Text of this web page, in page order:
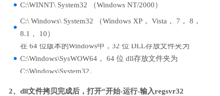
C:\WINNT\ System32 （Windows NT/2000）
C:\ Windows\ System32 （Windows XP， Vista， 7， 8，
8.1， 10）
在 64 位版本的Windows中，32 位 DLL存放文件夹为
C:\Windows\SysWOW64， 64 位 dll存放文件夹为
C:\Windows\System32。
2、dll文件拷贝完成后，打开“开始-运行-输入regsvr32